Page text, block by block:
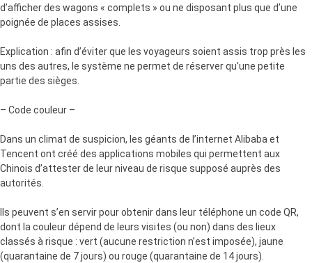
d’afficher des wagons « complets » ou ne disposant plus que d’une
poignée de places assises.
Explication : afin d’éviter que les voyageurs soient assis trop près les
uns des autres, le système ne permet de réserver qu’une petite
partie des sièges.
– Code couleur –
Dans un climat de suspicion, les géants de l’internet Alibaba et
Tencent ont créé des applications mobiles qui permettent aux
Chinois d’attester de leur niveau de risque supposé auprès des
autorités.
Ils peuvent s’en servir pour obtenir dans leur téléphone un code QR,
dont la couleur dépend de leurs visites (ou non) dans des lieux
classés à risque : vert (aucune restriction n’est imposée), jaune
(quarantaine de 7 jours) ou rouge (quarantaine de 14 jours).